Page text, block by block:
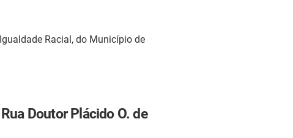
Racial, do Município de
Doutor Plácido O. de